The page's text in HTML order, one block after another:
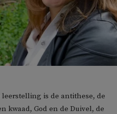
is de antithese, de
kwaad, God en de Duivel, de